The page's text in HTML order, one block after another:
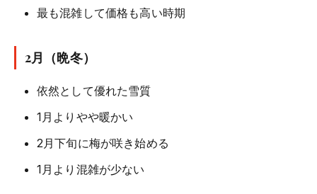
最も混雑して価格も高い時期
2月（晩冬）
依然として優れた雪質
1月よりやや暖かい
2月下旬に梅が咲き始める
1月より混雑が少ない